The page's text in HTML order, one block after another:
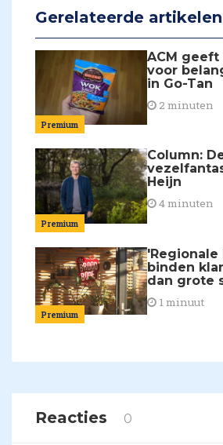
Gerelateerde artikelen
Premium
ACM
voor
in Go-Tan
2 minuten
Premium
Column:
Heijn
4 minuten
Premium
binden
dan grote
1 minuut
Reacties 0